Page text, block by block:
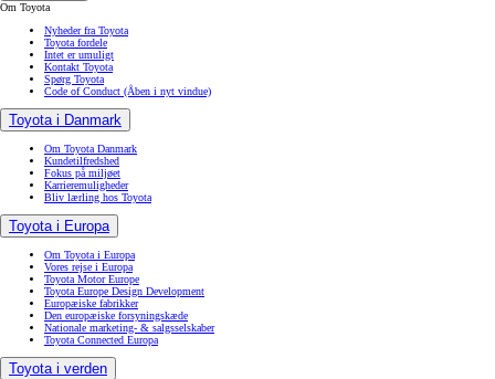
Om Toyota
Nyheder fra Toyota
Toyota fordele
Intet er umuligt
Kontakt Toyota
Spørg Toyota
Code of Conduct (Åben i nyt vindue)
Toyota i Danmark
Om Toyota Danmark
Kundetilfredshed
Fokus på miljøet
Karrieremuligheder
Bliv lærling hos Toyota
Toyota i Europa
Om Toyota i Europa
Vores rejse i Europa
Toyota Motor Europe
Toyota Europe Design Development
Europæiske fabrikker
Den europæiske forsyningskæde
Nationale marketing- & salgsselskaber
Toyota Connected Europa
Toyota i verden